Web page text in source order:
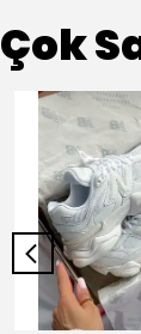
Çok